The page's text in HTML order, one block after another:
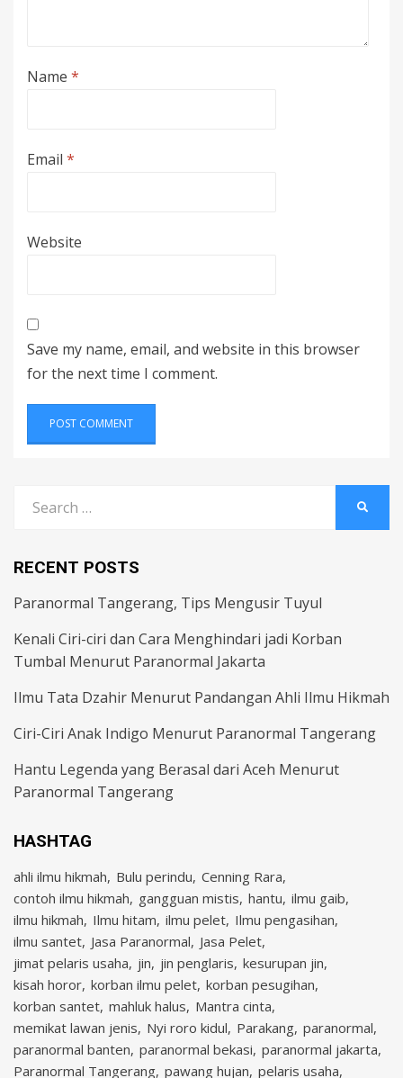
Name *
Email *
Website
Save my name, email, and website in this browser
for the next time I comment.
for:
RECENT POSTS
Paranormal Tangerang, Tips Mengusir Tuyul
Kenali Ciri-ciri dan Cara Menghindari jadi Korban
Tumbal Menurut Paranormal Jakarta
Ilmu Tata Dzahir Menurut Pandangan Ahli Ilmu Hikmah
Ciri-Ciri Anak Indigo Menurut Paranormal Tangerang
Hantu Legenda yang Berasal dari Aceh Menurut
Paranormal Tangerang
HASHTAG
ahli ilmu hikmah Bulu perindu Cenning Rara
contoh ilmu hikmah gangguan mistis hantu ilmu gaib
ilmu hikmah Ilmu hitam ilmu pelet Ilmu pengasihan
ilmu santet Jasa Paranormal Jasa Pelet
jimat pelaris usaha jin jin penglaris kesurupan jin
kisah horor korban ilmu pelet korban pesugihan
korban santet mahluk halus Mantra cinta
memikat lawan jenis Nyi roro kidul Parakang paranormal
paranormal banten paranormal bekasi paranormal jakarta
Paranormal Tangerang pawang hujan pelaris usaha